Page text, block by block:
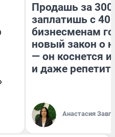
Продашь за
заплатишь с
бизнесменам
новый закон о
— он коснется
и даже
Анастасия